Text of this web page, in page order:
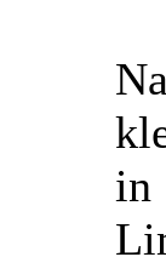
in